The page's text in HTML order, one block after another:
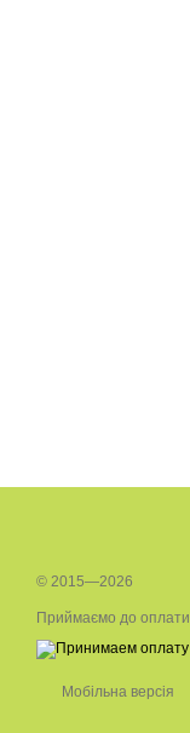
© 2015—2026
Приймаємо до оплати
Мобільна версія